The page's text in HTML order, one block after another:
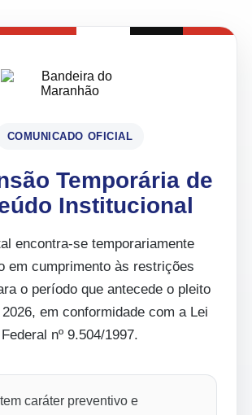
COMUNICADO OFICIAL
Temporária de
Institucional
encontra-se temporariamente
em cumprimento às restrições
o período que antecede o pleito
em conformidade com a Lei
Federal nº 9.504/1997.
caráter preventivo e